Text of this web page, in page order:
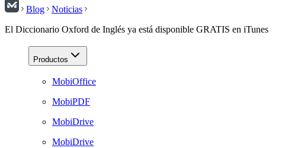
Blog
Noticias
El Diccionario Oxford de Inglés ya está disponible GRATIS en iTunes
Productos
MobiOffice
MobiPDF
MobiDrive
MobiDrive